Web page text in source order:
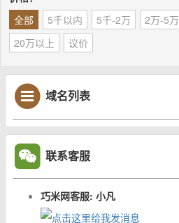
全部
5千以内 5千-2万 2万-5万
20万以上
议价
域名列表
联系客服
巧米网客服: 小凡